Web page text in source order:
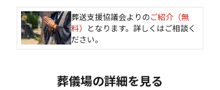
葬送支援協議会よりのご紹介（無
料） となります。詳しくはご相談く
ださい。
葬儀場の詳細を見る